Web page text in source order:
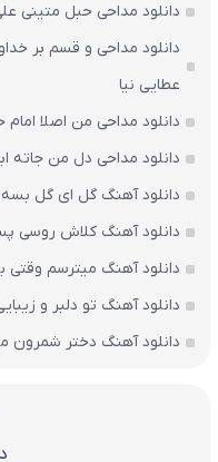
دانلود مداحی حبل متینی
دانلود مداحی و قسم بر
عطایی نیا
دانلود مداحی من اصلا
دانلود مداحی دل من جاته
دانلود آهنگ گل ای گل
دانلود آهنگ کلاش روسی پستو جیم
دانلود آهنگ میترسم وقتی
دانلود آهنگ تو دلبر و
دانلود آهنگ دختر شمرون